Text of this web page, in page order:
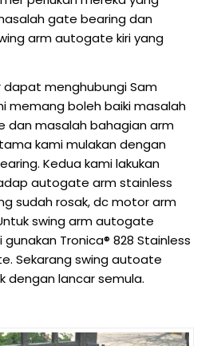
gate bearing dan
arm autogate kiri yang
dapat menghubungi Sam
memang boleh baiki masalah
dan masalah bahagian arm
kami mulakan dengan
Kedua kami lakukan
autogate arm stainless
sudah rosak, dc motor arm
swing arm autogate
Tronica® 828 Stainless
Sekarang swing autoate
dengan lancar semula.